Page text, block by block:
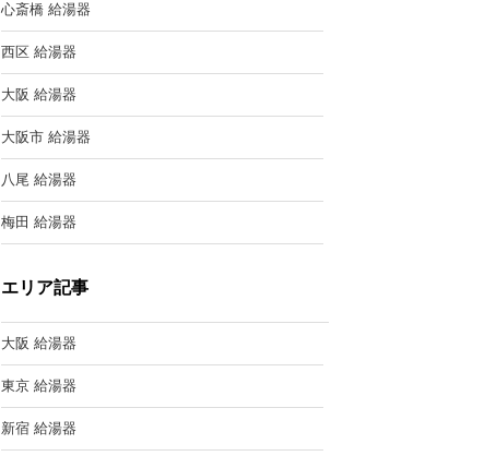
心斎橋 給湯器
西区 給湯器
大阪 給湯器
大阪市 給湯器
八尾 給湯器
梅田 給湯器
エリア記事
大阪 給湯器
東京 給湯器
新宿 給湯器